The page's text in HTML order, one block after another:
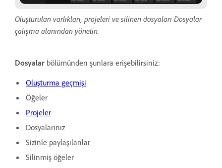
Oluşturulan varlıkları, projeleri ve silinen dosyaları Dosyalar
çalışma alanından yönetin.
Dosyalar bölümünden şunlara erişebilirsiniz:
Oluşturma geçmişi
Öğeler
Projeler
Dosyalarınız
Sizinle paylaşılanlar
Silinmiş öğeler